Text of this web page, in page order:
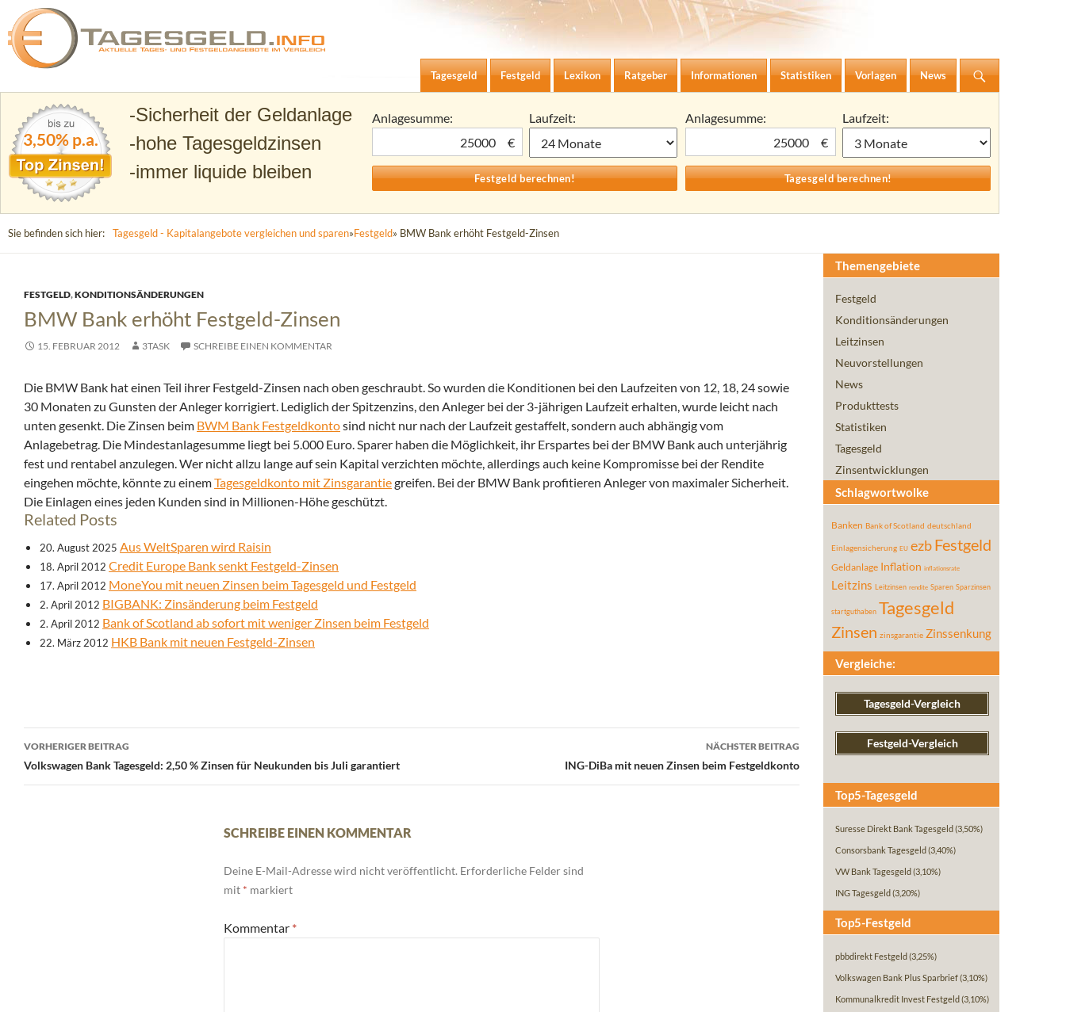
Tagesgeld.info – Tagesgeldkonten vergleichen und Tagesgeld-Zinsen berechnen
Zum Inhalt springen
Tagesgeld
Festgeld Lexikon Ratgeber Informationen Statistiken Vorlagen News
3,50% p.a.
Sicherheit der Geldanlage
hohe Tagesgeldzinsen
immer liquide bleiben
Anlagesumme:
€
Laufzeit:
Anlagesumme:
€
Laufzeit:
Sie befinden sich hier: Tagesgeld - Kapitalangebote vergleichen und sparen»Festgeld» BMW Bank erhöht Festgeld-Zinsen
FESTGELD,KONDITIONSÄNDERUNGEN
BMW Bank erhöht Festgeld-Zinsen
15. FEBRUAR 2012 3TASK SCHREIBE EINEN KOMMENTAR
Die BMW Bank hat einen Teil ihrer Festgeld-Zinsen nach oben geschraubt. So wurden die Konditionen bei den Laufzeiten von 12, 18, 24 sowie
30 Monaten zu Gunsten der Anleger korrigiert. Lediglich der Spitzenzins, den Anleger bei der 3-jährigen Laufzeit erhalten, wurde leicht nach
unten gesenkt. Die Zinsen beim BWM Bank Festgeldkontosind nicht nur nach der Laufzeit gestaffelt, sondern auch abhängig vom
Anlagebetrag. Die Mindestanlagesumme liegt bei 5.000 Euro. Sparer haben die Möglichkeit, ihr Erspartes bei der BMW Bank auch unterjährig
fest und rentabel anzulegen. Wer nicht allzu lange auf sein Kapital verzichten möchte, allerdings auch keine Kompromisse bei der Rendite
eingehen möchte, könnte zu einemTagesgeldkonto mit Zinsgarantiegreifen. Bei der BMW Bank profitieren Anleger von maximaler Sicherheit.
Die Einlagen eines jeden Kunden sind in Millionen-Höhe geschützt.
Related Posts
20. August 2025 Aus WeltSparen wird Raisin
18. April 2012 Credit Europe Bank senkt Festgeld-Zinsen
17. April 2012 MoneYou mit neuen Zinsen beim Tagesgeld und Festgeld
2. April 2012 BIGBANK: Zinsänderung beim Festgeld
2. April 2012 Bank of Scotland ab sofort mit weniger Zinsen beim Festgeld
22. März 2012 HKB Bank mit neuen Festgeld-Zinsen
Beitrags-
Navigation
VORHERIGER BEITRAG
Volkswagen Bank Tagesgeld: 2,50 % Zinsen für Neukunden bis Juli garantiert
NÄCHSTER BEITRAG
ING-DiBa mit neuen Zinsen beim Festgeldkonto
SCHREIBE EINEN KOMMENTAR
Deine E-Mail-Adresse wird nicht veröffentlicht. Erforderliche Felder sind
mit * markiert
Kommentar *
Themengebiete
Festgeld
Konditionsänderungen
Leitzinsen
Neuvorstellungen
News
Produkttests
Statistiken
Tagesgeld
Zinsentwicklungen
Schlagwortwolke
Banken Bank of Scotland deutschland
Einlagensicherung EU ezbFestgeld
Geldanlage Inflation inflationsrate
Leitzins Leitzinsen rendite Sparen Sparzinsen
startguthaben Tagesgeld
Zinsen zinsgarantie Zinssenkung
Vergleiche:
Tagesgeld-Vergleich
Festgeld-Vergleich
Top5-Tagesgeld
Suresse Direkt Bank Tagesgeld (3,50%)
Consorsbank Tagesgeld (3,40%)
VW Bank Tagesgeld (3,10%)
ING Tagesgeld (3,20%)
Top5-Festgeld
pbbdirekt Festgeld (3,25%)
Volkswagen Bank Plus Sparbrief(3,10%)
Kommunalkredit Invest Festgeld (3,10%)